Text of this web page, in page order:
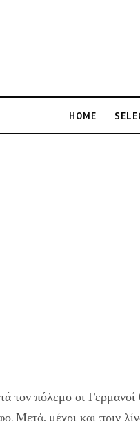
HOME
τον πόλεμο οι
Μετά, μέχρι και πριν